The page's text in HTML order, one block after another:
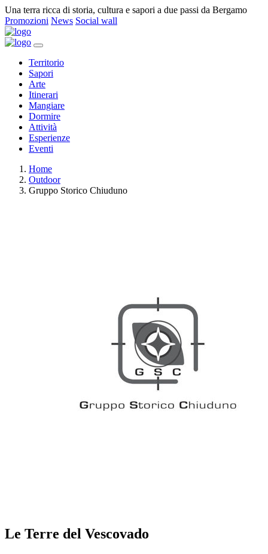
Una terra ricca di storia, cultura e sapori a due passi da Bergamo
Promozioni News Social wall
Territorio
Sapori
Arte
Itinerari
Mangiare
Dormire
Attività
Esperienze
Eventi
Home
Outdoor
Gruppo Storico Chiuduno
Le Terre del Vescovado